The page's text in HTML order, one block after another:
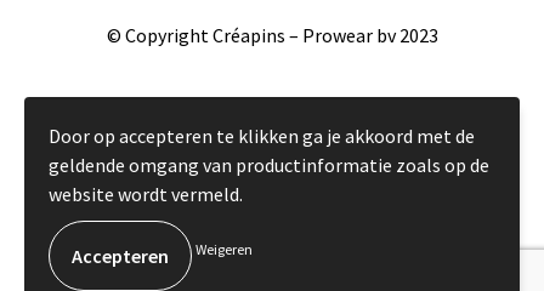
© Copyright Créapins – Prowear bv 2023
Door op accepteren te klikken ga je akkoord met de
geldende omgang van productinformatie zoals op de
website wordt vermeld.
Weigeren